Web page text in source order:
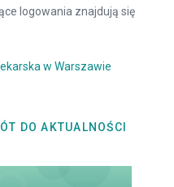
logowania znajdują się
w Warszawie
DO AKTUALNOŚCI